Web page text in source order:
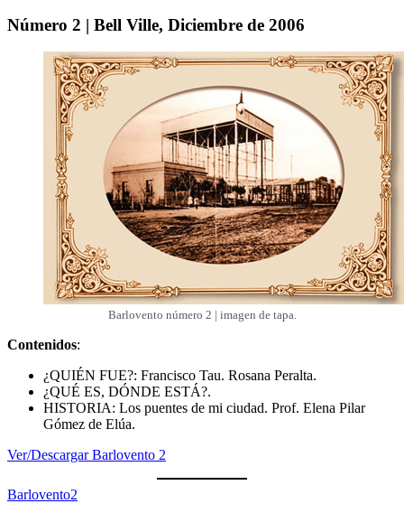
Número 2 | Bell Ville, Diciembre de 2006
Barlovento número 2 | imagen de tapa.
Contenidos:
¿QUIÉN FUE?: Francisco Tau. Rosana Peralta.
¿QUÉ ES, DÓNDE ESTÁ?.
HISTORIA: Los puentes de mi ciudad. Prof. Elena Pilar
Gómez de Elúa.
Ver/Descargar Barlovento 2
Barlovento2